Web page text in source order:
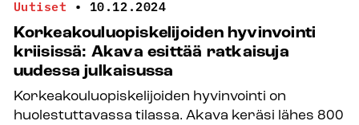
Uutiset • 10.12.2024
Korkeakouluopiskelijoiden hyvinvointi
kriisissä: Akava esittää ratkaisuja
uudessa julkaisussa
Korkeakouluopiskelijoiden hyvinvointi on
huolestuttavassa tilassa. Akava keräsi lähes 800